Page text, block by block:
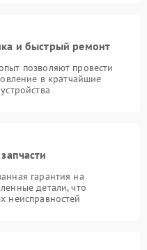
и быстрый ремонт
позволяют провести
в кратчайшие
гарантия на
детали, что
неисправностей